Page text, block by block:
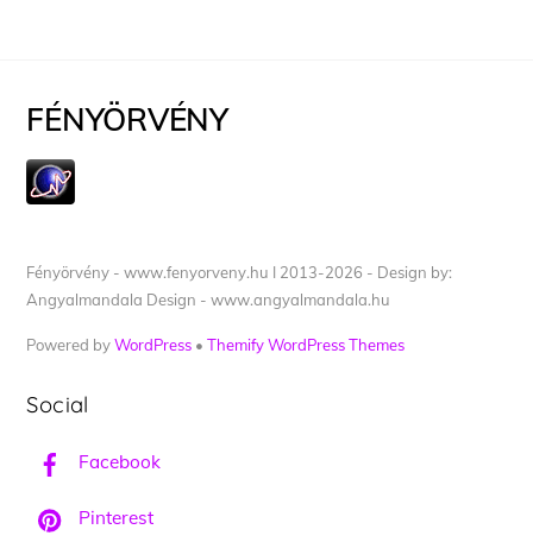
FÉNYÖRVÉNY
Fényörvény - www.fenyorveny.hu I 2013-2026 - Design by:
Angyalmandala Design - www.angyalmandala.hu
Powered byWordPress •Themify WordPress Themes
Social
Facebook
Pinterest